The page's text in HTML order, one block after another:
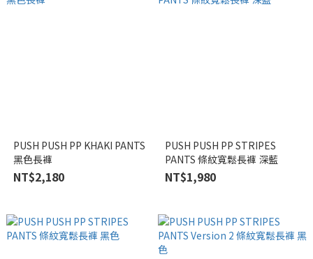
PUSH PUSH PP KHAKI PANTS
黑色長褲
NT$2,180
PUSH PUSH PP STRIPES
PANTS 條紋寬鬆長褲 深藍
NT$1,980